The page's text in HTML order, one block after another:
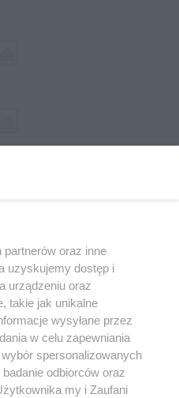
nie może być powielany i
w jakikolwiek sposób (w
na jakimkolwiek polu
z umieszczaniem w Internecie
Jakiekolwiek użycie lub
części z naruszeniem prawa, tzn.
groźbą kary i może być ścigane
oraz inne
uzyskujemy dostęp i
urządzeniu oraz
takie jak unikalne
wysyłane przez
w celu zapewniania
spersonalizowanych
odbiorców oraz
my i Zaufani